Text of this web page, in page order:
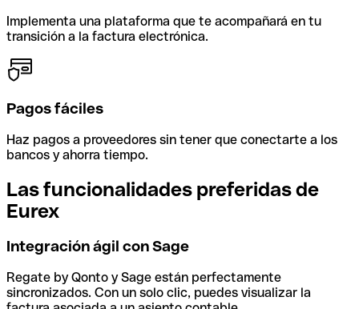
Implementa una plataforma que te acompañará en tu
transición a la factura electrónica.
Pagos fáciles
Haz pagos a proveedores sin tener que conectarte a los
bancos y ahorra tiempo.
Las funcionalidades preferidas de
Eurex
Integración ágil con Sage
Regate by Qonto y Sage están perfectamente
sincronizados. Con un solo clic, puedes visualizar la